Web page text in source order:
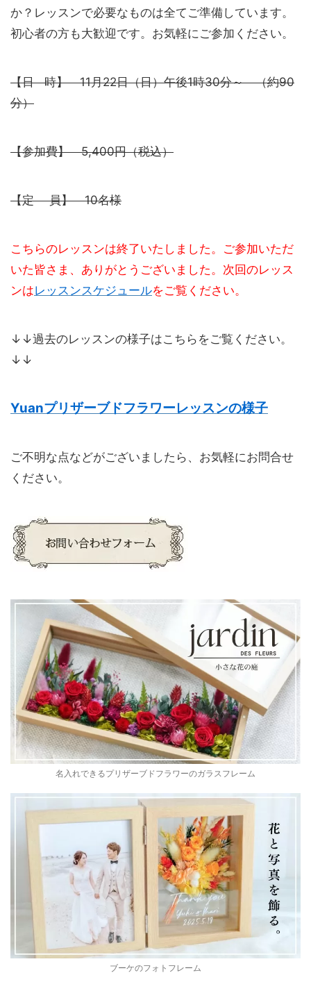
か？レッスンで必要なものは全てご準備しています。
初心者の方も大歓迎です。お気軽にご参加ください。
【日 時】 11月22日（日）午後1時30分～ （約90
分）
【参加費】 5,400円（税込）
【定 員】 10名様
こちらのレッスンは終了いたしました。ご参加いただ
いた皆さま、ありがとうございました。次回のレッス
ンはレッスンスケジュールをご覧ください。
↓↓過去のレッスンの様子はこちらをご覧ください。
↓↓
Yuanプリザーブドフラワーレッスンの様子
ご不明な点などがございましたら、お気軽にお問合せ
ください。
名入れできるプリザーブドフラワーのガラスフレーム
ブーケのフォトフレーム